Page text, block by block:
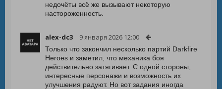
недочёты всё же вызывают некоторую
настороженность.
alex-dc3 9 января 2026 12:00
Только что закончил несколько партий Darkfire
Heroes и заметил, что механика боя
действительно затягивает. С одной стороны,
интересные персонажи и возможность их
улучшения радуют. Но вот задания иногда